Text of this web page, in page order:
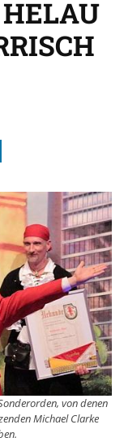
von denen
Michael Clarke